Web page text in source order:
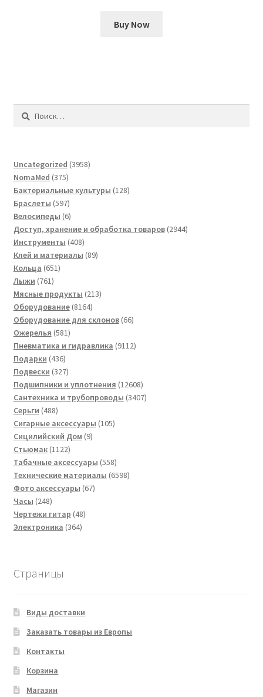
Buy Now
Найти:
Uncategorized 39583958
NomaMed 375375
товаров
Бактериальные культуры 128128
Браслеты 597597
товаров
Велосипеды 66
товаров
Доступ, хранение и обработка товаров 29442944
Инструменты 408408
товаров
Клей и материалы 8989
Кольца 651651
Лыжи 761761
товар
Мясные продукты 213213
Оборудование 81648164
товара
Оборудование для склонов 6666
Ожерелья 581581
товар
Пневматика и гидравлика 91129112
Подарки 436436
товаров
Подвески 327327
товаров
Подшипники и уплотнения 1260812608
товаров
Сантехника и трубопроводы 34073407
Серьги 488488
товаров
Сигарные аксессуары 105105
Сицилийский Дом 99
Стьюмак 11221122
товара
Табачные аксессуары 558558
товаров
Технические материалы 65986598
Фото аксессуары 6767
Часы 248248
товаров
Чертежи гитар 4848
Электроника 364364
Страницы
Виды доставки
Заказать товары из Европы
Контакты
Корзина
Магазин